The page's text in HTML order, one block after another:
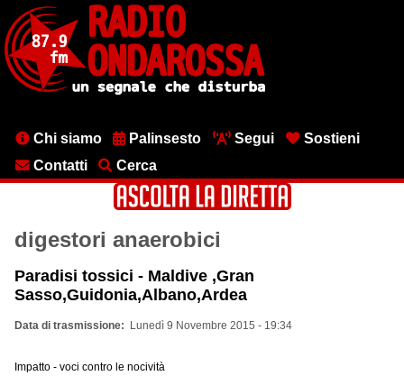
contenuto
principale
MenuChi siamo Palinsesto Segui
Sostieni
Contatti
Cerca
digestori anaerobici
Paradisi tossici - Maldive ,Gran
Sasso,Guidonia,Albano,Ardea
Data di trasmissione Lunedì 9 Novembre 2015 - 19:34
Impatto - voci contro le nocività